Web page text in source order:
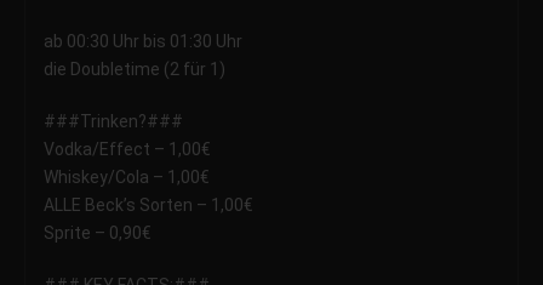
ab 00:30 Uhr bis 01:30 Uhr
die Doubletime (2 für 1)
###Trinken?###
Vodka/Effect – 1,00€
Whiskey/Cola – 1,00€
ALLE Beck’s Sorten – 1,00€
Sprite – 0,90€